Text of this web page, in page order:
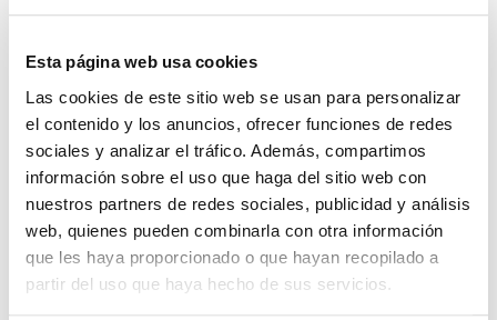
Esta página web usa cookies
Las cookies de este sitio web se usan para personalizar
el contenido y los anuncios, ofrecer funciones de redes
sociales y analizar el tráfico. Además, compartimos
información sobre el uso que haga del sitio web con
nuestros partners de redes sociales, publicidad y análisis
web, quienes pueden combinarla con otra información
que les haya proporcionado o que hayan recopilado a
partir del uso que haya hecho de sus servicios.
SUDADERA ROSA MUJER 54,99 €
CHÁNDAL INFANTIL ADIDAS
FELPA ROSA
64,99 €